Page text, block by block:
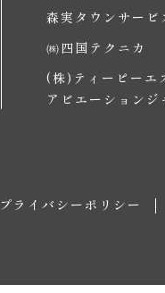
森実タウンサービ
㈱四国テクニカ
(株)ティーピーエ
アビエーションジ
プライバシーポリシー